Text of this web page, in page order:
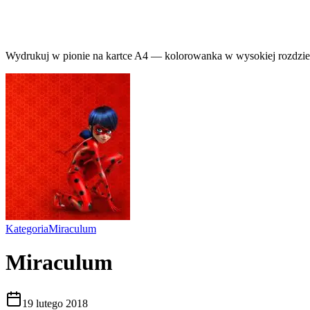
Wydrukuj w pionie na kartce A4 — kolorowanka w wysokiej
KategoriaMiraculum
Miraculum
19 lutego 2018